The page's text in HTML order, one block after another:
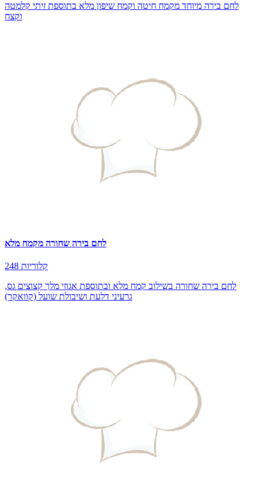
לחם בירה מיוחד מקמח חיטה וקמח שיפון מלא בתוספת זיתי קלמטה
וקצח
לחם בירה שחורה מקמח מלא
248 קלוריות
לחם בירה שחורה בשילוב קמח מלא ובתוספת אגוזי מלך קצוצים גס,
גרעיני דלעת ושיבולת שועל (קוואקר)